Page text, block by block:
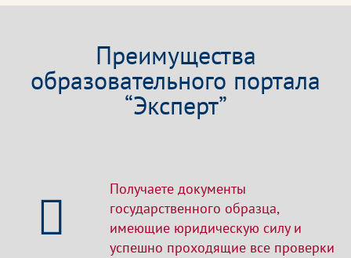
Преимущества
образовательного портала
“Эксперт”
Получаете документы
государственного образца,
имеющие юридическую силу и
успешно проходящие все проверки